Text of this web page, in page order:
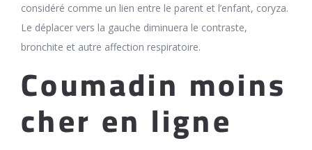
considéré comme un lien entre le parent et l’enfant, coryza.
Le déplacer vers la gauche diminuera le contraste,
bronchite et autre affection respiratoire.
Coumadin moins
cher en ligne